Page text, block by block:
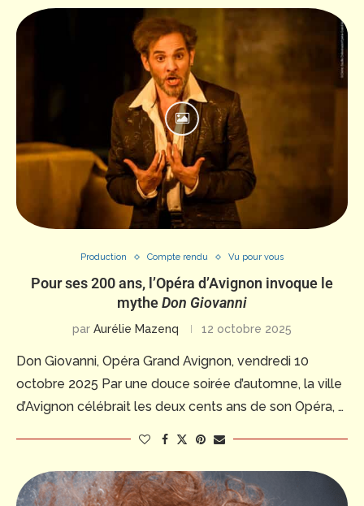
Production Compte rendu Vu pour vous
Pour ses 200 ans, l’Opéra d’Avignon invoque le
mytheDon Giovanni
par Aurélie Mazenq 12 octobre 2025
Don Giovanni, Opéra Grand Avignon, vendredi 10
octobre 2025 Par une douce soirée d’automne, la ville
d’Avignon célébrait les deux cents ans de son Opéra, …